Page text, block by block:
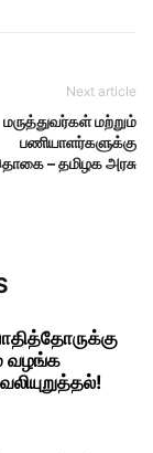
Next article
மருத்துவர்கள் மற்றும்
பணியாளர்களுக்கு
– தமிழக அரசு
வழங்க